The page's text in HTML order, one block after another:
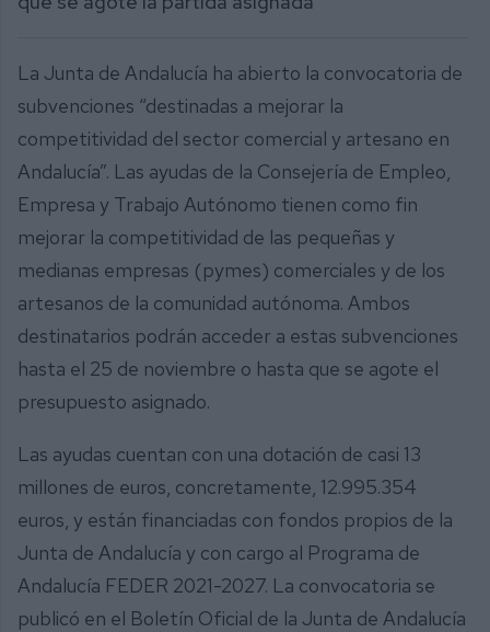
La Junta de Andalucía ha abierto la convocatoria de
subvenciones “destinadas a mejorar la
competitividad del sector comercial y artesano en
Andalucía”. Las ayudas de la Consejería de Empleo,
Empresa y Trabajo Autónomo tienen como fin
mejorar la competitividad de las pequeñas y
medianas empresas (pymes) comerciales y de los
artesanos de la comunidad autónoma. Ambos
destinatarios podrán acceder a estas subvenciones
hasta el 25 de noviembre o hasta que se agote el
presupuesto asignado.
Las ayudas cuentan con una dotación de casi 13
millones de euros, concretamente, 12.995.354
euros, y están financiadas con fondos propios de la
Junta de Andalucía y con cargo al Programa de
Andalucía FEDER 2021-2027. La convocatoria se
publicó en el Boletín Oficial de la Junta de Andalucía